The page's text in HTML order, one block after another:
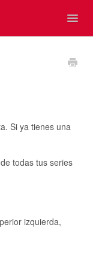
Si ya tienes una
todas tus series
izquierda,